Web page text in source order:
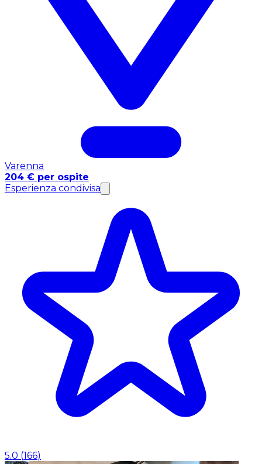
Varenna
204 € per ospite
Esperienza condivisa
5.0 (166)